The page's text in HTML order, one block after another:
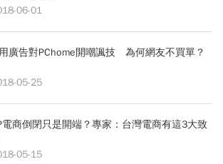
06-01
廣告對PChome開嘲諷技 為何網友不買單？
05-25
電商倒閉只是開端？專家：台灣電商有這3大致
05-15